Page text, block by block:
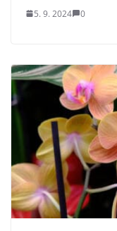
5. 9. 2024 0